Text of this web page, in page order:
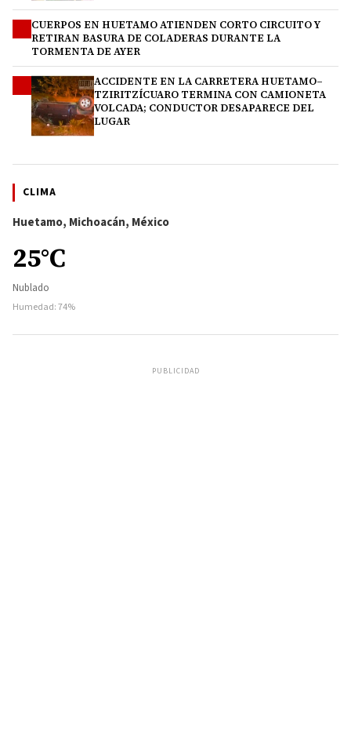
CUERPOS EN HUETAMO ATIENDEN CORTO CIRCUITO Y
RETIRAN BASURA DE COLADERAS DURANTE LA
TORMENTA DE AYER
ACCIDENTE EN LA CARRETERA HUETAMO–
TZIRITZÍCUARO TERMINA CON CAMIONETA
VOLCADA; CONDUCTOR DESAPARECE DEL
LUGAR
CLIMA
Huetamo, Michoacán, México
25°C
Nublado
Humedad: 74%
PUBLICIDAD